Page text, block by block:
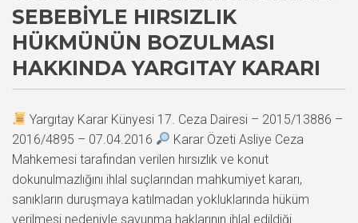
SEBEBIYLE HIRSIZLIK
HÜKMÜNÜN BOZULMASI
HAKKINDA YARGITAY KARARI
Yargıtay Karar Künyesi 17. Ceza Dairesi – 2015/13886 –
2016/4895 – 07.04.2016
Karar Özeti Asliye Ceza
Mahkemesi tarafından verilen hırsızlık ve konut
dokunulmazlığını ihlal suçlarından mahkumiyet kararı,
sanıkların duruşmaya katılmadan yokluklarında hüküm
verilmesi nedeniyle savunma haklarının ihlal edildiği